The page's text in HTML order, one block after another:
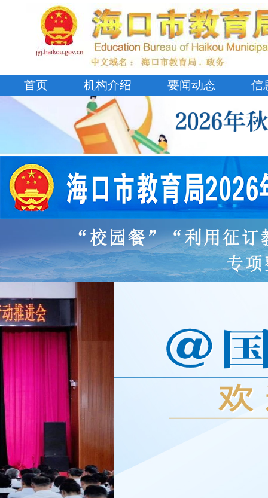
首页 机构介绍 要闻动态 信